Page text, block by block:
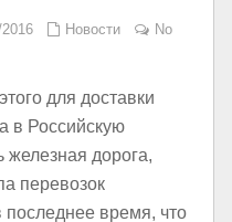
Новости
No
для доставки
в Российскую
дорога,
перевозок
последнее время, что